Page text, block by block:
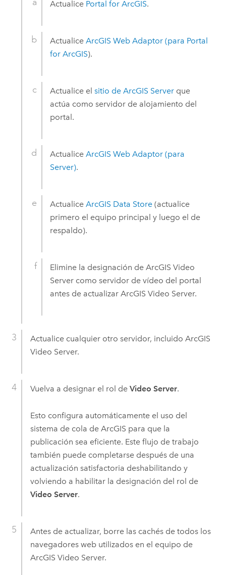
Actualice Portal for ArcGIS.
ActualiceArcGIS Web Adaptor (para Portal
for ArcGIS).
Actualice elsitio deArcGIS Server que
actúa como servidor de alojamiento del
portal.
ActualiceArcGIS Web Adaptor (para
Server).
ActualiceArcGIS Data Store (actualice
primero el equipo principal y luego el de
respaldo).
Elimine la designación deArcGIS Video
Server como servidor de vídeo del portal
antes de actualizarArcGIS Video Server.
Actualice cualquier otro servidor, incluido ArcGIS
Video Server.
Vuelva a designar el rol de Video Server.
Esto configura automáticamente el uso del
sistema de cola de ArcGIS para que la
publicación sea eficiente. Este flujo de trabajo
también puede completarse después de una
actualización satisfactoria deshabilitando y
volviendo a habilitar la designación del rol de
Video Server.
Antes de actualizar, borre las cachés de todos los
navegadores web utilizados en el equipo de
ArcGIS Video Server.